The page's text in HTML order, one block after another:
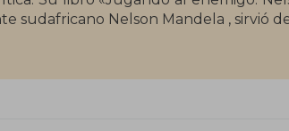
sudafricano Nelson Mandela , sirvió